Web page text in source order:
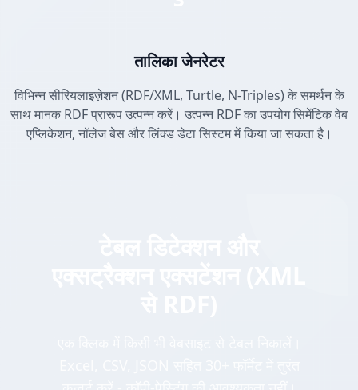
तालिका जेनरेटर
विभिन्न सीरियलाइज़ेशन (RDF/XML, Turtle, N-Triples) के समर्थन के
साथ मानक RDF प्रारूप उत्पन्न करें। उत्पन्न RDF का उपयोग सिमेंटिक वेब
एप्लिकेशन, नॉलेज बेस और लिंक्ड डेटा सिस्टम में किया जा सकता है।